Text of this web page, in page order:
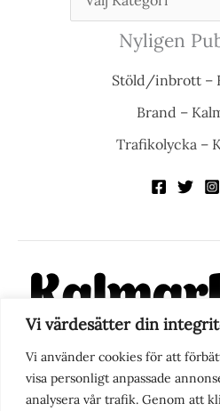
Vi värdesätter din
Vi använder cookies för att
visa personligt anpassade
analysera vår trafik. Genom att
Nyligen
Stöld/inbrott –
Brand –
Trafikolycka –
KalmarPosten är en modern
fokus på Kalmarregionen, men
perspektivet, vill vi vara din
berättelser och engagemang.